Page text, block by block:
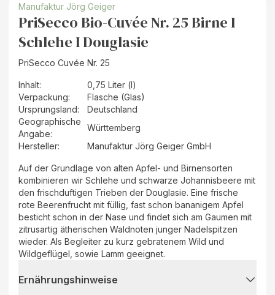
Manufaktur Jörg Geiger
PriSecco Bio-Cuvée Nr. 25 Birne I
Schlehe I Douglasie
PriSecco Cuvée Nr. 25
Inhalt:
0,75 Liter (l)
Verpackung:
Flasche (Glas)
Ursprungsland:
Deutschland
Geographische
Angabe:
Württemberg
Hersteller: Manufaktur Jörg Geiger GmbH
Auf der Grundlage von alten Apfel- und Birnensorten
kombinieren wir Schlehe und schwarze Johannisbeere mit
den frischduftigen Trieben der Douglasie. Eine frische
rote Beerenfrucht mit füllig, fast schon bananigem Apfel
besticht schon in der Nase und findet sich am Gaumen mit
zitrusartig ätherischen Waldnoten junger Nadelspitzen
wieder. Als Begleiter zu kurz gebratenem Wild und
Wildgeflügel, sowie Lamm geeignet.
Ernährungshinweise